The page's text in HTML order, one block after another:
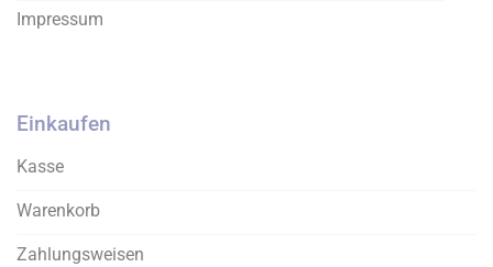
Impressum
Einkaufen
Kasse
Warenkorb
Zahlungsweisen